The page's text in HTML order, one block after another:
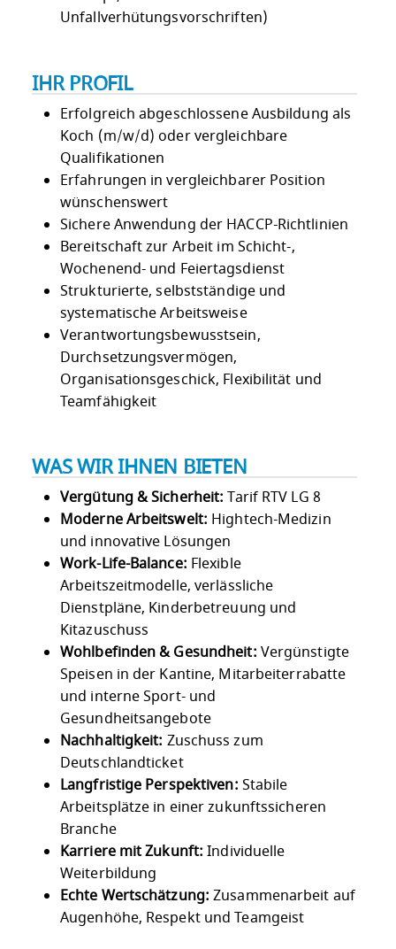
Unfallverhütungsvorschriften)
IHR PROFIL
Erfolgreich abgeschlossene Ausbildung als
Koch (m/w/d) oder vergleichbare
Qualifikationen
Erfahrungen in vergleichbarer Position
wünschenswert
Sichere Anwendung der HACCP-Richtlinien
Bereitschaft zur Arbeit im Schicht-,
Wochenend- und Feiertagsdienst
Strukturierte, selbstständige und
systematische Arbeitsweise
Verantwortungsbewusstsein,
Durchsetzungsvermögen,
Organisationsgeschick, Flexibilität und
Teamfähigkeit
WAS WIR IHNEN BIETEN
Vergütung & Sicherheit: Tarif RTV LG 8
Moderne Arbeitswelt: Hightech-Medizin
und innovative Lösungen
Work-Life-Balance: Flexible
Arbeitszeitmodelle, verlässliche
Dienstpläne, Kinderbetreuung und
Kitazuschuss
Wohlbefinden & Gesundheit: Vergünstigte
Speisen in der Kantine, Mitarbeiterrabatte
und interne Sport- und
Gesundheitsangebote
Nachhaltigkeit: Zuschuss zum
Deutschlandticket
Langfristige Perspektiven: Stabile
Arbeitsplätze in einer zukunftssicheren
Branche
Karriere mit Zukunft: Individuelle
Weiterbildung
Echte Wertschätzung: Zusammenarbeit auf
Augenhöhe, Respekt und Teamgeist